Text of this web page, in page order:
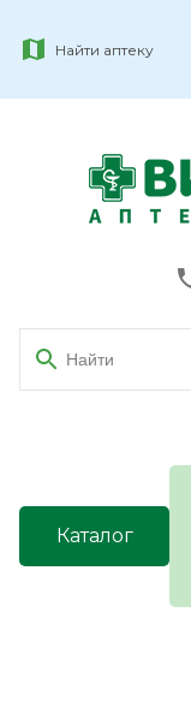
Найти аптеку
Каталог